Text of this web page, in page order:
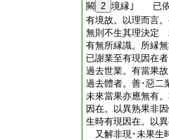
闕 2 境縁｣ 已依
有境故。以理而言
無則不生其理決定
有無所縁識。所
已謝業至有現因在
過去世業。有當果
過去體者。善･惡二
未來當果亦應無有
因在。以異熟果非
生時有現因在。以
又解非現･未果生